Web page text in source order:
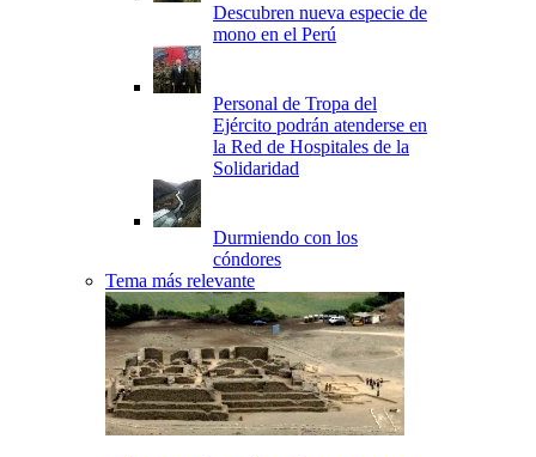
Descubren nueva especie de
mono en el Perú
Personal de Tropa del
Ejército podrán atenderse en
la Red de Hospitales de la
Solidaridad
Durmiendo con los
cóndores
Tema más relevante